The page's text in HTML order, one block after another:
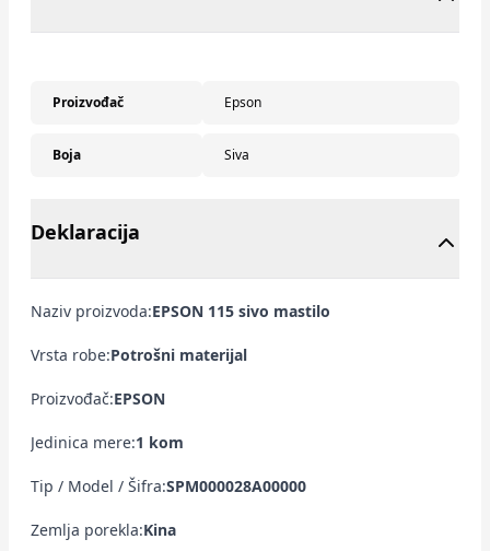
Proizvođač Epson
Boja Siva
Deklaracija
Naziv proizvoda:EPSON 115 sivo mastilo
Vrsta robe:Potrošni materijal
Proizvođač:EPSON
Jedinica mere:1 kom
Tip / Model / Šifra:SPM000028A00000
Zemlja porekla:Kina